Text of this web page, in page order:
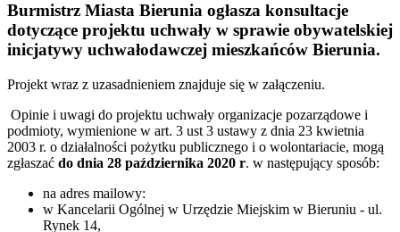
Burmistrz Miasta Bierunia ogłasza konsultacje
dotyczące projektu uchwały w sprawie obywatelskiej
inicjatywy uchwałodawczej mieszkańców Bierunia.
Projekt wraz z uzasadnieniem znajduje się w załączeniu.
Opinie i uwagi do projektu uchwały organizacje pozarządowe i
podmioty, wymienione w art. 3 ust 3 ustawy z dnia 23 kwietnia
2003 r. o działalności pożytku publicznego i o wolontariacie, mogą
zgłaszać do dnia 28 października 2020 r. w następujący sposób:
na adres mailowy:
w Kancelarii Ogólnej w Urzędzie Miejskim w Bieruniu - ul.
Rynek 14,